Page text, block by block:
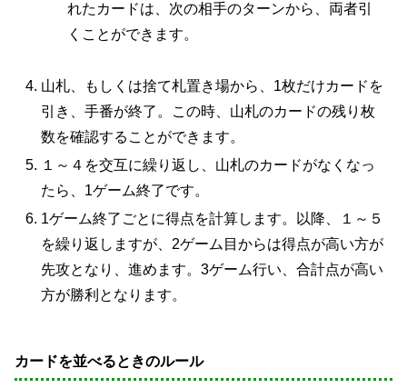
れたカードは、次の相手のターンから、両者引
くことができます。
山札、もしくは捨て札置き場から、1枚だけカードを
引き、手番が終了。この時、山札のカードの残り枚
数を確認することができます。
１～４を交互に繰り返し、山札のカードがなくなっ
たら、1ゲーム終了です。
1ゲーム終了ごとに得点を計算します。以降、１～５
を繰り返しますが、2ゲーム目からは得点が高い方が
先攻となり、進めます。3ゲーム行い、合計点が高い
方が勝利となります。
カードを並べるときのルール